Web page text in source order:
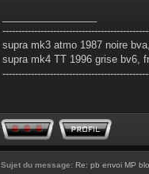
supra mk3 atmo 1987 noire
supra mk4 TT 1996 grise bv6,
Sujet du message: Re: pb envoi MP